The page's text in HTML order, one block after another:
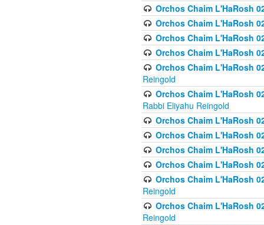
Orchos Chaim L'HaRosh
Orchos Chaim L'HaRosh
Orchos Chaim L'HaRosh
Orchos Chaim L'HaRosh
Orchos Chaim L'HaRosh
Reingold
Orchos Chaim L'HaRosh
Rabbi Eliyahu Reingold
Orchos Chaim L'HaRosh
Orchos Chaim L'HaRosh
Orchos Chaim L'HaRosh
Orchos Chaim L'HaRosh
Orchos Chaim L'HaRosh
Reingold
Orchos Chaim L'HaRosh
Reingold